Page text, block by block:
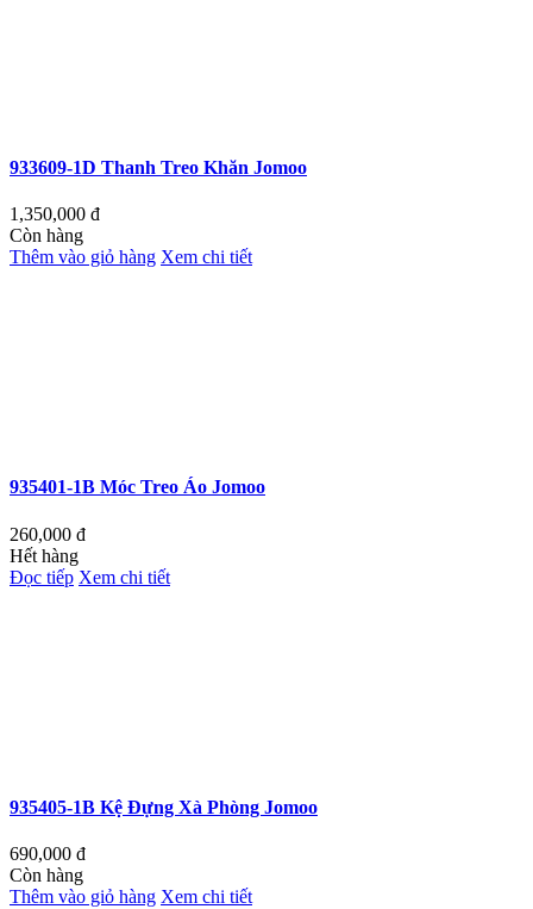
933609-1D Thanh Treo Khăn Jomoo
1,350,000 đ
Còn hàng
Thêm vào giỏ hàng Xem chi tiết
935401-1B Móc Treo Áo Jomoo
260,000 đ
Hết hàng
Đọc tiếp Xem chi tiết
935405-1B Kệ Đựng Xà Phòng Jomoo
690,000 đ
Còn hàng
Thêm vào giỏ hàng Xem chi tiết